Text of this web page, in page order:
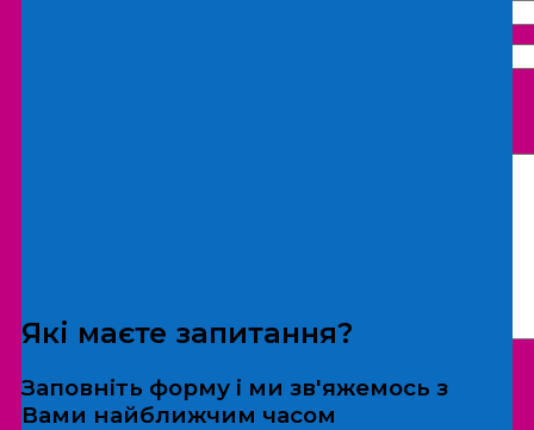
*Дані не передаються третім особам
Які маєте запитання?
Заповніть форму і ми зв'яжемось з
Вами найближчим часом